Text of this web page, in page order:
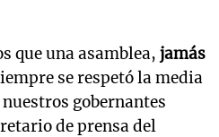
que una asamblea, jamás
se respetó la media
gobernantes
de prensa del